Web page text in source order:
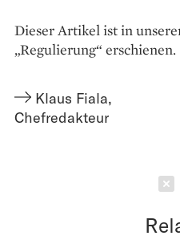
Dieser Artikel ist in
„Regulierung“ erschienen.
Klaus Fiala,
Chefredakteur